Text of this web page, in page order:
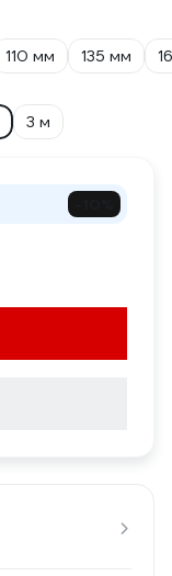
110 мм 135 мм
3 м